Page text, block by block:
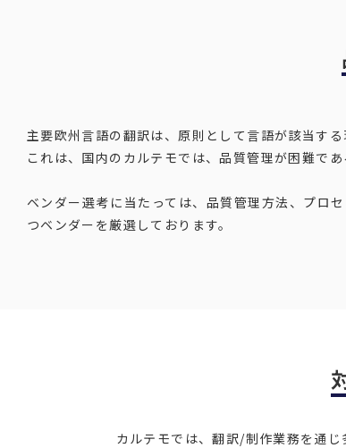
主要欧州言語の翻訳は、原則として言語が該当す
これは、国内のカルテモでは、品質管理が困難であ
ベンダー選考に当たっては、品質管理方法、プロ
つベンダーを厳選しております。
カルテモでは、翻訳/制作業務を通じ